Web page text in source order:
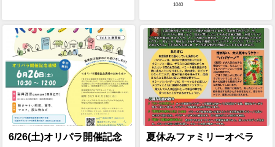
1040
6/26(土)オリパラ開催記念
夏休みファミリーオペラ